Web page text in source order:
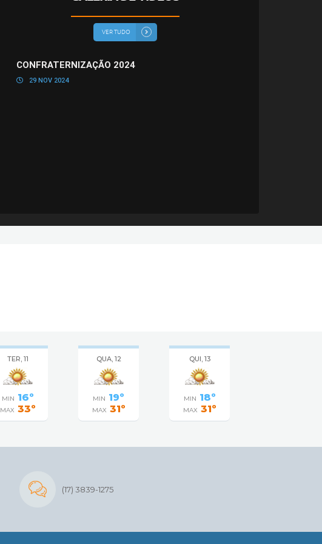
VER TUDO
CONFRATERNIZAÇÃO 2024
29 NOV 2024
TER, 11
MIN 16º
MAX 33º
QUA, 12
MIN 19º
MAX 31º
QUI, 13
MIN 18º
MAX 31º
(17) 3839-1275